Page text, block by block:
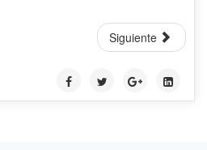
Siguiente